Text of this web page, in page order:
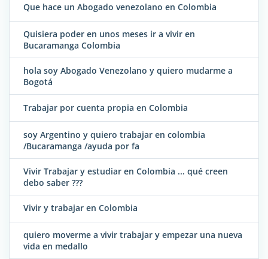
Que hace un Abogado venezolano en Colombia
Quisiera poder en unos meses ir a vivir en
Bucaramanga Colombia
hola soy Abogado Venezolano y quiero mudarme a
Bogotá
Trabajar por cuenta propia en Colombia
soy Argentino y quiero trabajar en colombia
/Bucaramanga /ayuda por fa
Vivir Trabajar y estudiar en Colombia ... qué creen
debo saber ???
Vivir y trabajar en Colombia
quiero moverme a vivir trabajar y empezar una nueva
vida en medallo